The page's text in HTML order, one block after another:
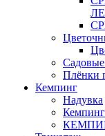
Плёнки
Кемпинг
Надувка